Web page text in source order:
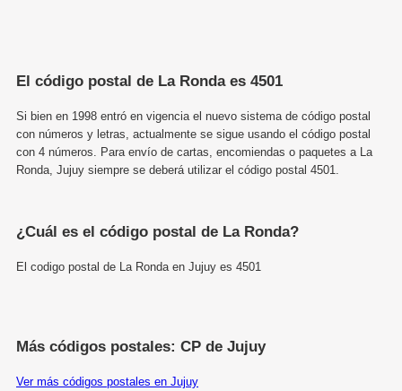
El código postal de La Ronda es 4501
Si bien en 1998 entró en vigencia el nuevo sistema de código postal
con números y letras, actualmente se sigue usando el código postal
con 4 números. Para envío de cartas, encomiendas o paquetes a La
Ronda, Jujuy siempre se deberá utilizar el código postal 4501.
¿Cuál es el código postal de La Ronda?
El codigo postal de La Ronda en Jujuy es 4501
Más códigos postales: CP de Jujuy
Ver más códigos postales en Jujuy